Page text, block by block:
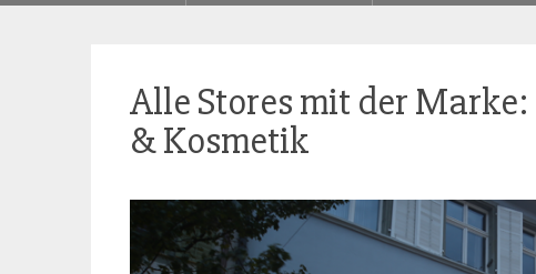
Alle Stores mit der Marke:
& Kosmetik